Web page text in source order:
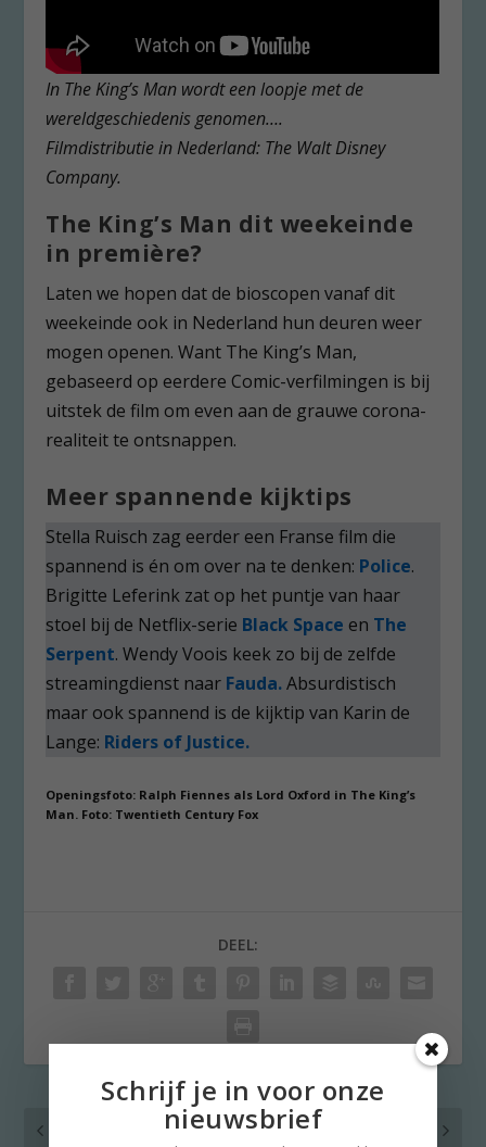
In The King’s Man wordt een loopje met de
wereldgeschiedenis genomen….
Filmdistributie in Nederland: The Walt Disney
Company.
The King’s Man dit weekeinde
in première?
Laten we hopen dat de bioscopen vanaf dit
weekeinde ook in Nederland hun deuren weer
mogen openen. Want The King’s Man,
gebaseerd op eerdere Comic-verfilmingen is bij
uitstek de film om even aan de grauwe corona-
realiteit te ontsnappen.
Meer spannende kijktips
Stella Ruisch zag eerder een Franse film die
spannend is én om over na te denken: Police.
Brigitte Leferink zat op het puntje van haar
stoel bij de Netflix-serie Black Space en The
Serpent. Wendy Voois keek zo bij de zelfde
streamingdienst naar Fauda.Absurdistisch
maar ook spannend is de kijktip van Karin de
Lange: Riders of Justice.
Openingsfoto: Ralph Fiennes als Lord Oxford in The King’s
Man. Foto: Twentieth Century Fox
DEEL:
Schrijf je in voor onze
nieuwsbrief